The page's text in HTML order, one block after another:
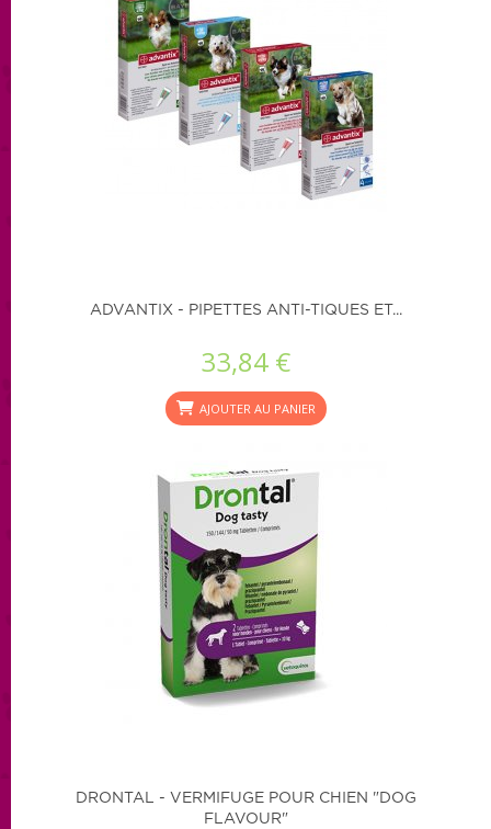
ADVANTIX - PIPETTES ANTI-TIQUES ET...
33,84 €
AJOUTER AU PANIER
DRONTAL - VERMIFUGE POUR CHIEN "DOG
FLAVOUR"